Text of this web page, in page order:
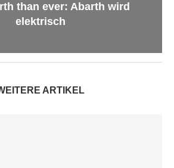
than ever: Abarth wird
elektrisch
ARTIKEL